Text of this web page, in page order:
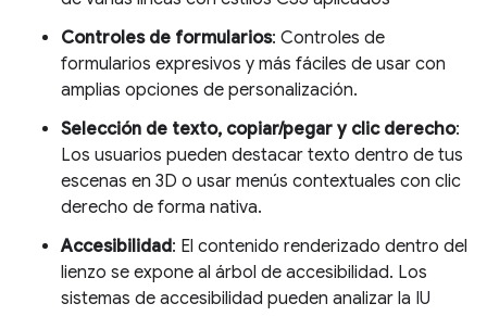
Controles de formularios: Controles de
formularios expresivos y más fáciles de usar con
amplias opciones de personalización.
Selección de texto, copiar/pegar y clic derecho:
Los usuarios pueden destacar texto dentro de tus
escenas en 3D o usar menús contextuales con clic
derecho de forma nativa.
Accesibilidad: El contenido renderizado dentro del
lienzo se expone al árbol de accesibilidad. Los
sistemas de accesibilidad pueden analizar la IU